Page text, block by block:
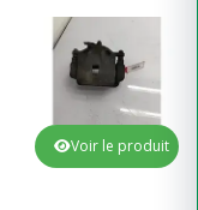
Voir le produit